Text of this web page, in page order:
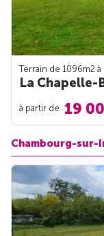
Terrain de 1096m2 à
La
à partir de 19
Chambourg-sur-